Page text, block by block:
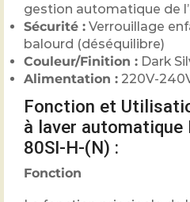
gestion automatique de
Sécurité : Verrouillage
balourd (déséquilibre)
Couleur/Finition : Dark
Alimentation : 220V-
Fonction et
à laver automatique
80SI-H-(N) :
Fonction